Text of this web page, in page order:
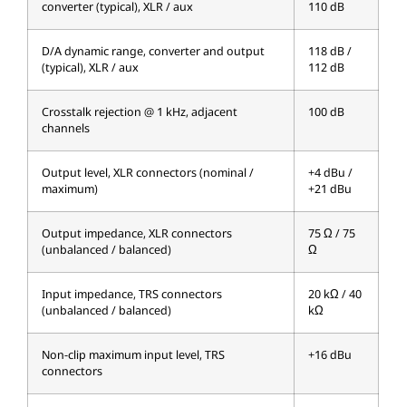
converter (typical), XLR / aux 110 dB
D/A dynamic range, converter and output
(typical), XLR / aux
118 dB /
112 dB
Crosstalk rejection @ 1 kHz, adjacent
channels
100 dB
Output level, XLR connectors (nominal /
maximum)
+4 dBu /
+21 dBu
Output impedance, XLR connectors
(unbalanced / balanced)
75 Ω / 75
Ω
Input impedance, TRS connectors
(unbalanced / balanced)
20 kΩ / 40
kΩ
Non-clip maximum input level, TRS
connectors
+16 dBu